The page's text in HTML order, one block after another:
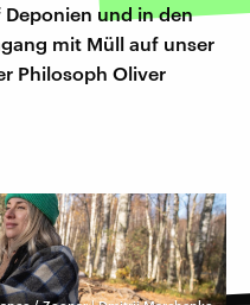
und in den
mit Müll auf unser
Philosoph Oliver